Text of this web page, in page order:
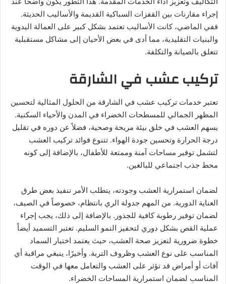
إجراء مقارنات بين القفزات السباكية القديمة والأساليب الحديثة.
ففي الماضي، كانت الأساليب تعتمد بشكل كبير على العمالة اليدوية
والبنيات التقليدية، مما أدى في بعض الأحيان إلى مشاكل مستقبلية
تتعلق بالصيانة والتكلفة.
تركيب عشب في الشارقة
تعتبر خدمات تركيب عشب في الشارقة من الحلول المثالية لتحسين
المظهر الجمالي للمسطحات الخضراء في المدن والأحياء السكنية.
يسهم العشب في خلق بيئة مريحة وصحية، فضلاً عن دوره في تقليل
درجة الحرارة وتحسين جودة الهواء. تتنوع فوائد تركيب العشب
لتشمل توفير مساحات آمنة وممتعة للأطفال، بالإضافة إلى كونه
محط جذب اجتماعي للبالغين.
لضمان استمرارية العشب وجودته، يتطلب الأمر تنفيذ بعض طرق
العناية الدورية. من المهم جدولة الري بانتظام، خصوصاً في الصيف،
لضمان توفير رطوبة كافية للجذور. بالإضافة إلى ذلك، يجب إجراء
عملية القص بشكل دوري لتحفيز النمو السليم. تعتبر التسميد أيضاً
خطوة ضرورية لتعزيز صحة العشب، حيث يعتمد اختيار السماد
المناسب على نوع العشب وظروف التربة. وأخيرًا، ينبغي مراقبة أي
آفات أو أمراض قد تؤثر على العشب والتعامل معها في الوقت
المناسب لضمان استمرارية المساحات الخضراء.